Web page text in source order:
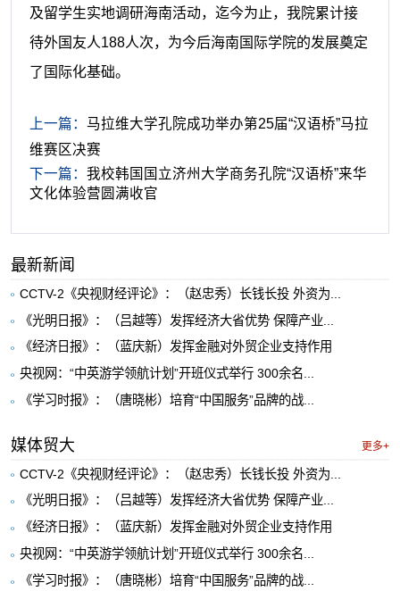
及留学生实地调研海南活动，迄今为止，我院累计接
待外国友人188人次，为今后海南国际学院的发展奠定
了国际化基础。
上一篇： 马拉维大学孔院成功举办第25届“汉语桥”马拉
维赛区决赛
下一篇： 我校韩国国立济州大学商务孔院“汉语桥”来华
文化体验营圆满收官
最新新闻
CCTV-2《央视财经评论》：（赵忠秀）长钱长投 外资为...
《光明日报》：（吕越等）发挥经济大省优势 保障产业...
《经济日报》：（蓝庆新）发挥金融对外贸企业支持作用
央视网：“中英游学领航计划”开班仪式举行 300余名...
《学习时报》：（唐晓彬）培育“中国服务”品牌的战...
媒体贸大 更多+
CCTV-2《央视财经评论》：（赵忠秀）长钱长投 外资为...
《光明日报》：（吕越等）发挥经济大省优势 保障产业...
《经济日报》：（蓝庆新）发挥金融对外贸企业支持作用
央视网：“中英游学领航计划”开班仪式举行 300余名...
《学习时报》：（唐晓彬）培育“中国服务”品牌的战...